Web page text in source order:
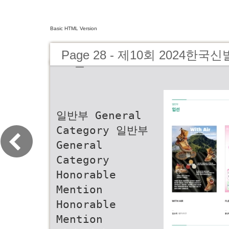
Basic HTML Version
Page 28 - 제10회 2024한국신
도록
일반부 General
Category 일반부
General
Category
Honorable
Mention
Honorable
Mention